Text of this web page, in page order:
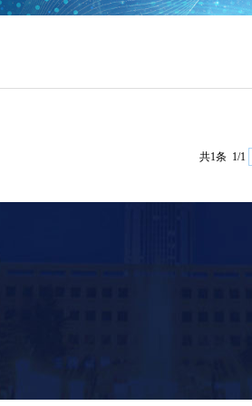
共1条 1/1